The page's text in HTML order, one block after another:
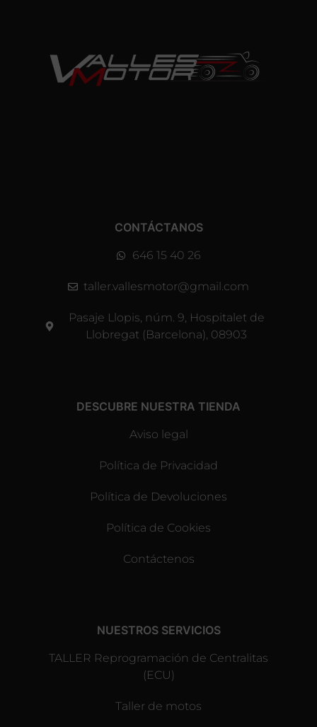
CONTÁCTANOS
646 15 40 26
taller.vallesmotor@gmail.com
Pasaje Llopis, núm. 9, Hospitalet de
Llobregat (Barcelona), 08903
DESCUBRE NUESTRA TIENDA
Aviso legal
Política de Privacidad
Política de Devoluciones
Política de Cookies
Contáctenos
NUESTROS SERVICIOS
TALLER Reprogramación de Centralitas
(ECU)
Taller de motos